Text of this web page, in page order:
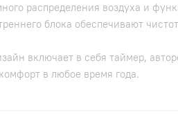
распределения воздуха и
блока обеспечивают
включает в себя таймер,
в любое время года.